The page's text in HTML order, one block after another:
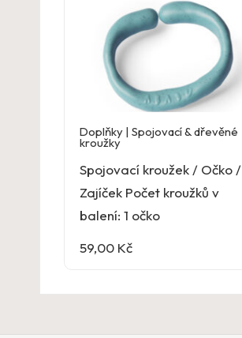
Doplňky | Spojovací & dřevěné
kroužky
Spojovací kroužek / Očko /
Zajíček Počet kroužků v
balení: 1 očko
59,00 Kč